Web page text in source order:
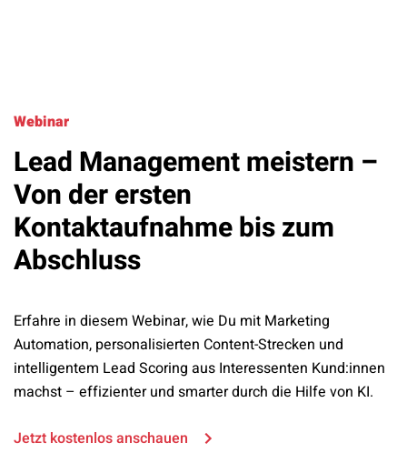
Webinar
Lead Management meistern –
Von der ersten
Kontaktaufnahme bis zum
Abschluss
Erfahre in diesem Webinar, wie Du mit Marketing
Automation, personalisierten Content-Strecken und
intelligentem Lead Scoring aus Interessenten Kund:innen
machst – effizienter und smarter durch die Hilfe von KI.
Jetzt kostenlos anschauen